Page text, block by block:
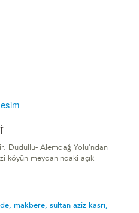
Dudullu- Alemdağ Yolu'ndan
köyün meydanındaki açık
makbere, sultan aziz kasrı,